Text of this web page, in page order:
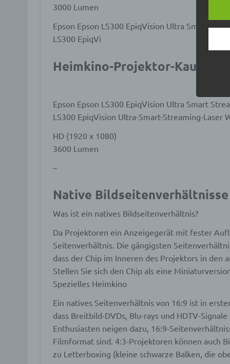
3000 Lumen
Epson Epson LS300 EpiqVision Ultra Smart
LS300 EpiqVi
Heimkino-Projektor-
Epson Epson LS300 EpiqVision Ultra Smart
LS300 EpiqVision Ultra-Smart-Streaming-Laser
HD (1920 x 1080)
3600 Lumen
–
Native
Was ist ein natives Bildseitenverhältnis?
Da Projektoren ein Anzeigegerät mit fester
Seitenverhältnis. Die gängigsten
dass der Chip im Inneren des Projektors in
Stellen Sie sich den Chip als eine
Spezielles Heimkino
Ein natives Seitenverhältnis von 16:9 ist in
dass Breitbild-DVDs, Blu-rays und HDTV-
Enthusiasten neigen dazu, 16:9-
Filmformat sind. 4:3-Projektoren können auch
zu Letterboxing (kleine schwarze Balken, die
d)
e)
g)